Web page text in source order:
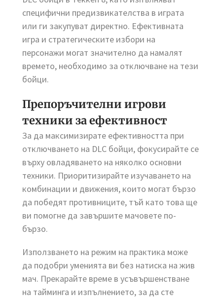
специфични предизвикателства в играта
или ги закупуват директно. Ефективната
игра и стратегическите избори на
персонажи могат значително да намалят
времето, необходимо за отключване на тези
бойци.
Препоръчителни игрови
техники за ефективност
За да максимизирате ефективността при
отключването на DLC бойци, фокусирайте се
върху овладяването на няколко основни
техники. Приоритизирайте изучаването на
комбинации и движения, които могат бързо
да победят противниците, тъй като това ще
ви помогне да завършите мачовете по-
бързо.
Използването на режим на практика може
да подобри уменията ви без натиска на жив
мач. Прекарайте време в усъвършенстване
на тайминга и изпълнението, за да сте